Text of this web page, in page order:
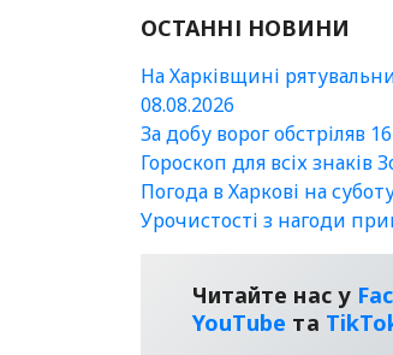
ОСТАННІ НОВИНИ
На Харківщині
08.08.2026
За добу ворог обстріляв
Гороскоп для всіх знаків
Погода в Харкові на
Урочистості з нагоди
Читайте нас у
YouТube та